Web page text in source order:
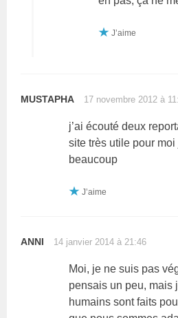
J’aime
MUSTAPHA 17 novembre 2012 à
j’ai écouté deux
site très utile pour
beaucoup
J’aime
ANNI 14 janvier 2014 à 21:46
Moi, je ne suis pas
pensais un peu, mais
humains sont faits